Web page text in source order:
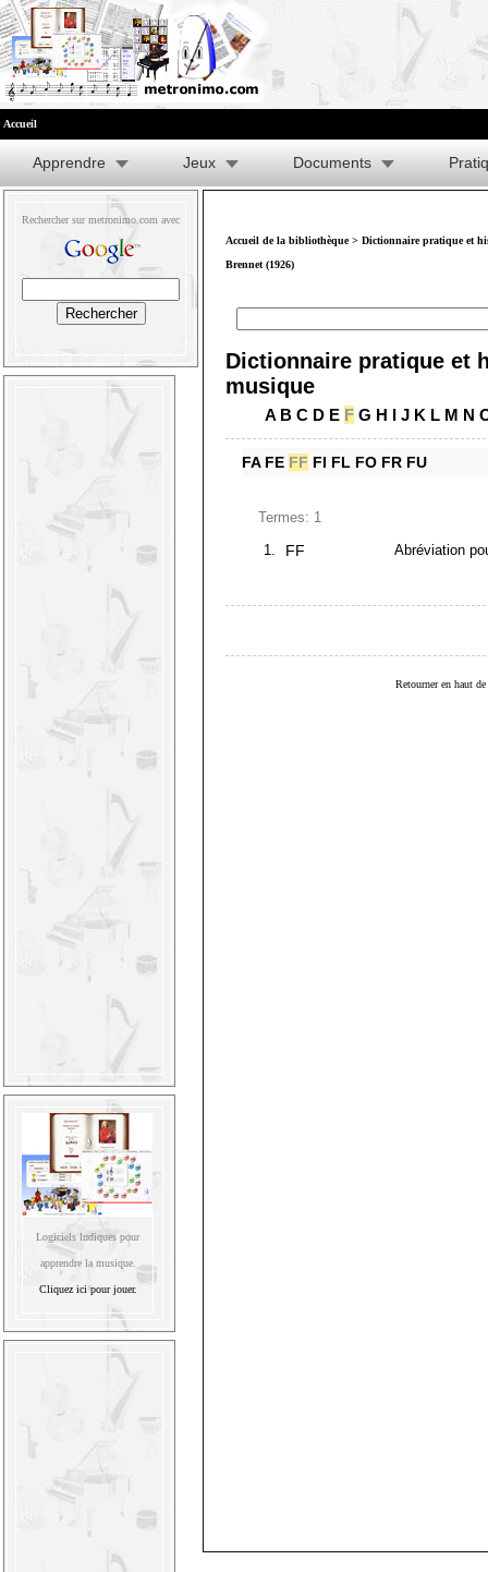
Accueil
Apprendre Jeux Documents
Rechercher sur metronimo.com avec
Logiciels ludiques pour
apprendre la musique.
Cliquez ici pour jouer.
Accueil de la bibliothèque> Dictionnaire pratique et
Brennet (1926)
Dictionnaire pratique et
musique
A B C D E F G H I J K L M N
FA FE FF FI FL FO FR FU
Termes: 1
1.
FF Abréviation
Retourner en haut de